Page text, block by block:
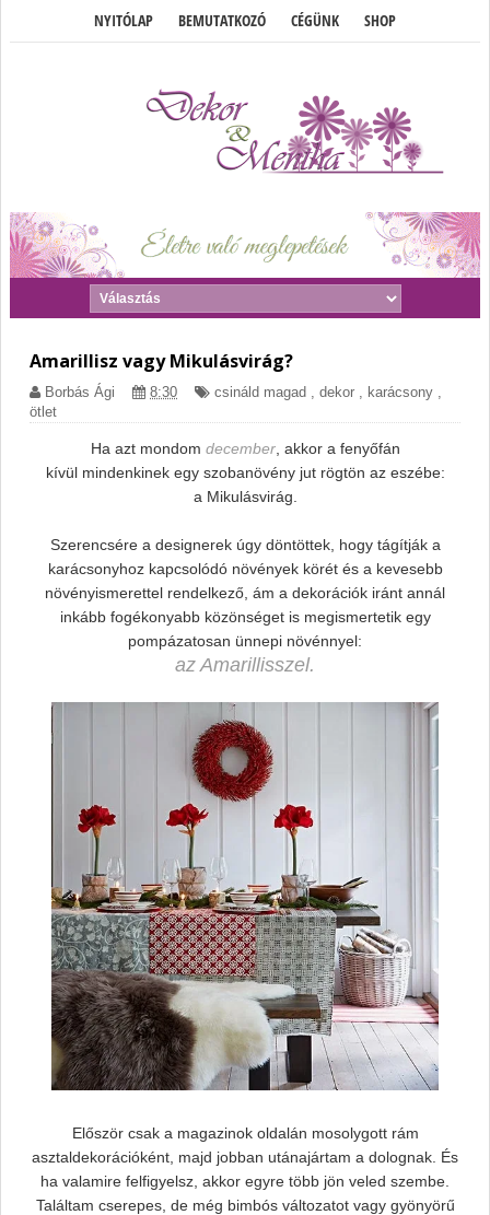
NYITÓLAP BEMUTATKOZÓ CÉGÜNK SHOP
Amarillisz vagy Mikulásvirág?
Borbás Ági 8:30 csináld magad , dekor , karácsony ,
ötlet
Ha azt mondom december, akkor a fenyőfán
kívül mindenkinek egy szobanövény jut rögtön az eszébe:
a Mikulásvirág.
Szerencsére a designerek úgy döntöttek, hogy tágítják a
karácsonyhoz kapcsolódó növények körét és a kevesebb
növényismerettel rendelkező, ám a dekorációk iránt annál
inkább fogékonyabb közönséget is megismertetik egy
pompázatosan ünnepi növénnyel:
az Amarillisszel.
Először csak a magazinok oldalán mosolygott rám
asztaldekorációként, majd jobban utánajártam a dolognak. És
ha valamire felfigyelsz, akkor egyre több jön veled szembe.
Találtam cserepes, de még bimbós változatot vagy gyönyörű